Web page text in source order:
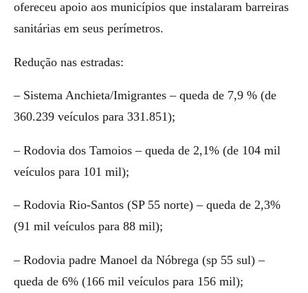
ofereceu apoio aos municípios que instalaram barreiras
sanitárias em seus perímetros.
Redução nas estradas:
– Sistema Anchieta/Imigrantes – queda de 7,9 % (de
360.239 veículos para 331.851);
– Rodovia dos Tamoios – queda de 2,1% (de 104 mil
veículos para 101 mil);
– Rodovia Rio-Santos (SP 55 norte) – queda de 2,3%
(91 mil veículos para 88 mil);
– Rodovia padre Manoel da Nóbrega (sp 55 sul) –
queda de 6% (166 mil veículos para 156 mil);